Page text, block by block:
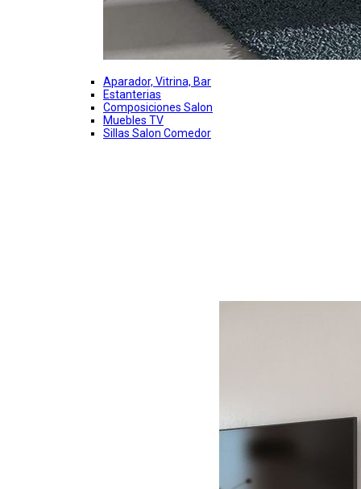
Aparador, Vitrina, Bar
Estanterias
Composiciones Salon
Muebles TV
Sillas Salon Comedor